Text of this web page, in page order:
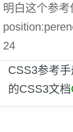
明白这个参
24
CSS3参考
的CSS3文档